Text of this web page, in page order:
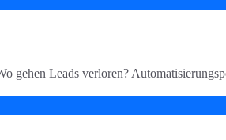
gehen Leads verloren?